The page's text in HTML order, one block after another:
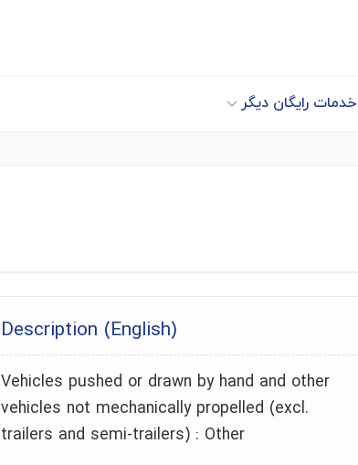
خدمات رایگان دیگر
Description (English)
Vehicles pushed or drawn by hand and other
vehicles not mechanically propelled (excl.
trailers and semi-trailers) : Other